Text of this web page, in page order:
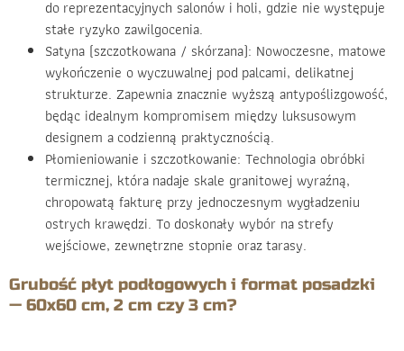
do reprezentacyjnych salonów i holi, gdzie nie występuje
stałe ryzyko zawilgocenia.
Satyna (szczotkowana / skórzana): Nowoczesne, matowe
wykończenie o wyczuwalnej pod palcami, delikatnej
strukturze. Zapewnia znacznie wyższą antypoślizgowość,
będąc idealnym kompromisem między luksusowym
designem a codzienną praktycznością.
Płomieniowanie i szczotkowanie: Technologia obróbki
termicznej, która nadaje skale granitowej wyraźną,
chropowatą fakturę przy jednoczesnym wygładzeniu
ostrych krawędzi. To doskonały wybór na strefy
wejściowe, zewnętrzne stopnie oraz tarasy.
Grubość płyt podłogowych i format posadzki
— 60x60 cm, 2 cm czy 3 cm?